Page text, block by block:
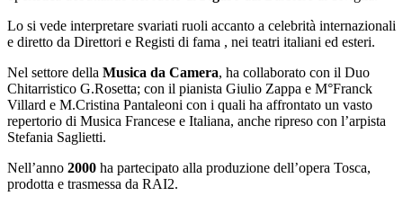
Lo si vede interpretare svariati ruoli accanto a celebrità internazionali
e diretto da Direttori e Registi di fama , nei teatri italiani ed esteri.
Nel settore della Musica da Camera, ha collaborato con il Duo
Chitarristico G.Rosetta; con il pianista Giulio Zappa e M°Franck
Villard e M.Cristina Pantaleoni con i quali ha affrontato un vasto
repertorio di Musica Francese e Italiana, anche ripreso con l’arpista
Stefania Saglietti.
Nell’anno 2000 ha partecipato alla produzione dell’opera Tosca,
prodotta e trasmessa da RAI2.